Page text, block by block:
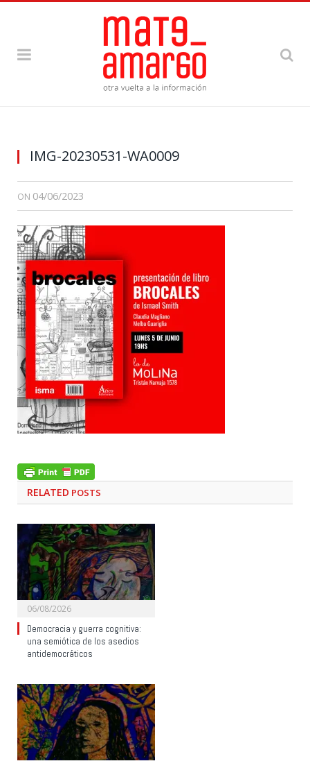
IMG-20230531-WA0009
ON 04/06/2023
RELATED POSTS
06/08/2026
Democracia y guerra cognitiva:
una semiótica de los asedios
antidemocráticos